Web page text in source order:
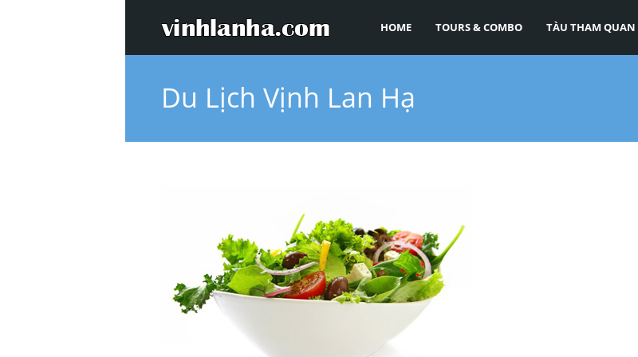
HOME TOURS & COMBO TÀU THAM QUAN
Du Lịch Vịnh Lan Hạ